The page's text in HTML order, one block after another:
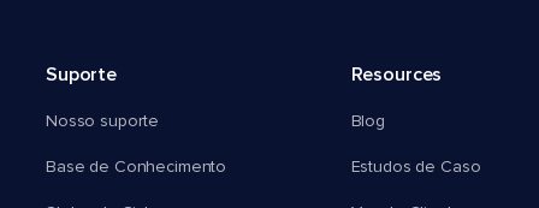
Suporte
Nosso suporte
Base de Conhecimento
Resources
Blog
Estudos de Caso